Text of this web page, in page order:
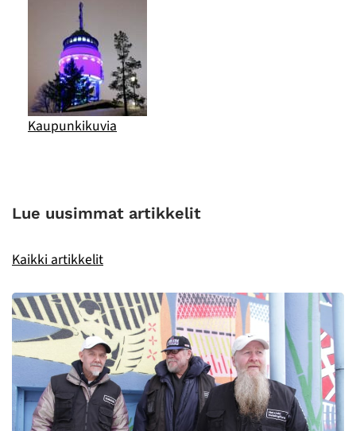
Kaupunkikuvia
Lue uusimmat artikkelit
Kaikki artikkelit